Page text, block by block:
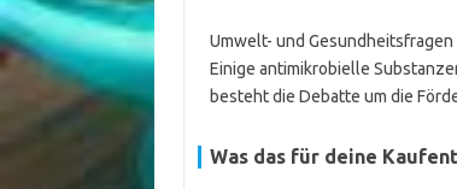
Umwelt- und
Einige antimikrobielle
besteht die Debatte um die
Was das für deine